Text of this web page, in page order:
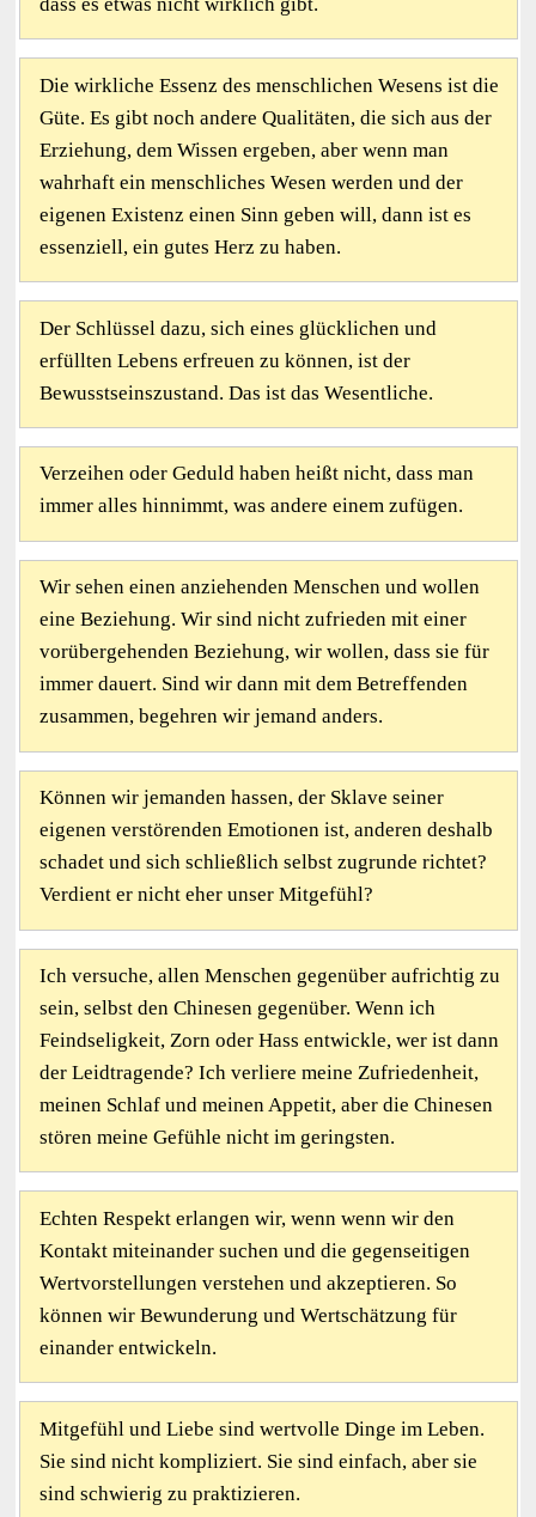
Die wirkliche Essenz des menschlichen Wesens ist die
Güte. Es gibt noch andere Qualitäten, die sich aus der
Erziehung, dem Wissen ergeben, aber wenn man
wahrhaft ein menschliches Wesen werden und der
eigenen Existenz einen Sinn geben will, dann ist es
essenziell, ein gutes Herz zu haben.
Der Schlüssel dazu, sich eines glücklichen und
erfüllten Lebens erfreuen zu können, ist der
Bewusstseinszustand. Das ist das Wesentliche.
Verzeihen oder Geduld haben heißt nicht, dass man
immer alles hinnimmt, was andere einem zufügen.
Wir sehen einen anziehenden Menschen und wollen
eine Beziehung. Wir sind nicht zufrieden mit einer
vorübergehenden Beziehung, wir wollen, dass sie für
immer dauert. Sind wir dann mit dem Betreffenden
zusammen, begehren wir jemand anders.
Können wir jemanden hassen, der Sklave seiner
eigenen verstörenden Emotionen ist, anderen deshalb
schadet und sich schließlich selbst zugrunde richtet?
Verdient er nicht eher unser Mitgefühl?
Ich versuche, allen Menschen gegenüber aufrichtig zu
sein, selbst den Chinesen gegenüber. Wenn ich
Feindseligkeit, Zorn oder Hass entwickle, wer ist dann
der Leidtragende? Ich verliere meine Zufriedenheit,
meinen Schlaf und meinen Appetit, aber die Chinesen
stören meine Gefühle nicht im geringsten.
Echten Respekt erlangen wir, wenn wenn wir den
Kontakt miteinander suchen und die gegenseitigen
Wertvorstellungen verstehen und akzeptieren. So
können wir Bewunderung und Wertschätzung für
einander entwickeln.
Mitgefühl und Liebe sind wertvolle Dinge im Leben.
Sie sind nicht kompliziert. Sie sind einfach, aber sie
sind schwierig zu praktizieren.